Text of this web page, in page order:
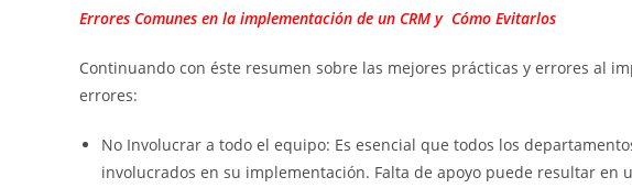
Errores Comunes en la implementación de un CRM y Cómo Evitarlos
Continuando con éste resumen sobre las mejores prácticas y errores al
errores:
No Involucrar a todo el equipo: Es esencial que todos los
involucrados en su implementación. Falta de apoyo puede resultar